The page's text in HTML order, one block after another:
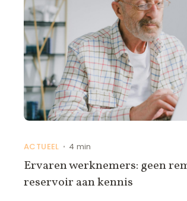
ACTUEEL • 4 min
Ervaren werknemers: geen
reservoir aan kennis